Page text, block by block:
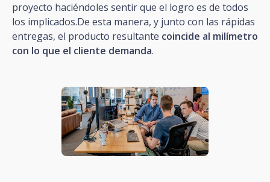
proyecto haciéndoles sentir que el logro es de todos
los implicados.De esta manera, y junto con las rápidas
entregas, el producto resultante coincide al milímetro
con lo que el cliente demanda.